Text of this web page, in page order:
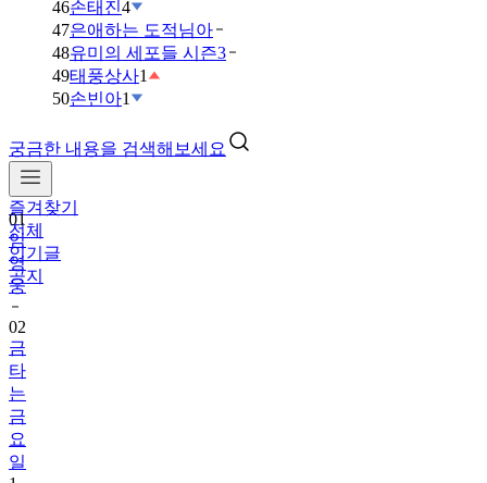
46손태진4
47은애하는 도적님아
48유미의 세포들 시즌3
49태풍상사1
50손빈아1
궁금한 내용을 검색해보세요
즐겨찾기
전체
인기글
공지
01
임
영
웅
02
금
타
는
금
요
일